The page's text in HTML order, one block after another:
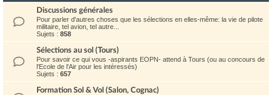
Discussions générales
Pour parler d'autres choses que les sélections en elles-même: la vie de pilote
militaire, tel avion, tel autre...
Sujets : 858
Sélections au sol (Tours)
Pour savoir ce qui vous -aspirants EOPN- attend à Tours (ou au concours de
l'Ecole de l'Air pour les intéressés)
Sujets : 657
Formation Sol & Vol (Salon, Cognac)